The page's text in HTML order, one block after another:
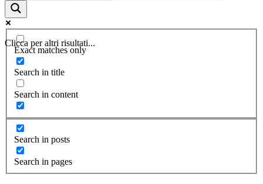
Clicca per altri risultati...
Exact matches only
Search in title
Search in content
Search in posts
Search in pages